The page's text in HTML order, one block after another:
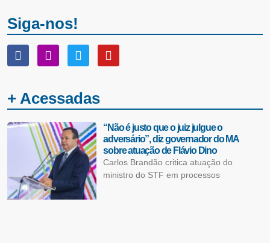
Siga-nos!
+ Acessadas
“Não é justo que o juiz julgue o
adversário”, diz governador do MA
sobre atuação de Flávio Dino
Carlos Brandão critica atuação do
ministro do STF em processos